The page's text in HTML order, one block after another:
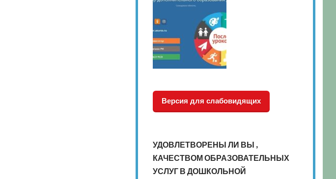
Версия для слабовидящих
УДОВЛЕТВОРЕНЫ ЛИ ВЫ ,
КАЧЕСТВОМ ОБРАЗОВАТЕЛЬНЫХ
УСЛУГ В ДОШКОЛЬНОЙ